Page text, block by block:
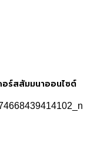
อร์สสัมมนาออนไซต์